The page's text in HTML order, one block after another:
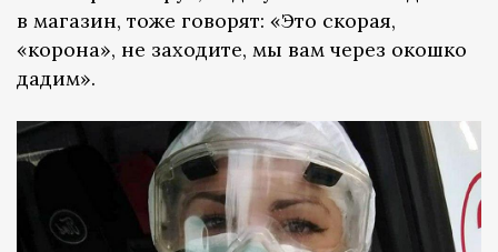
в магазин, тоже говорят: «Это скорая,
«корона», не заходите, мы вам через окошко
дадим».